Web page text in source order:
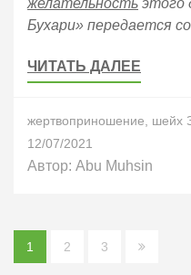
желательность этого
Бухари» передается
ЧИТАТЬ ДАЛЕЕ
жертвоприношение
шейх
12/07/2021
Автор: Abu Muhsin
Пагинация
записей
1 2 3